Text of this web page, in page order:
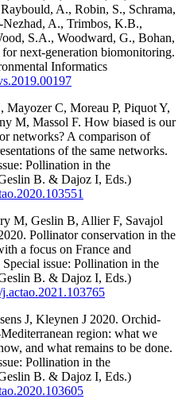
A., Robin, S., Schrama,
A., Trimbos, K.B.,
S.A., Woodward, G., Bohan,
next-generation biomonitoring.
Informatics
C, Moreau P, Piquot Y,
M, Massol F. How biased is our
networks? A comparison of
of the same networks.
Pollination in the
B. & Dajoz I, Eds.)
M, Geslin B, Allier F, Savajol
Pollinator conservation in the
a focus on France and
issue: Pollination in the
B. & Dajoz I, Eds.)
J, Kleynen J 2020. Orchid-
region: what we
and what remains to be done.
Pollination in the
B. & Dajoz I, Eds.)